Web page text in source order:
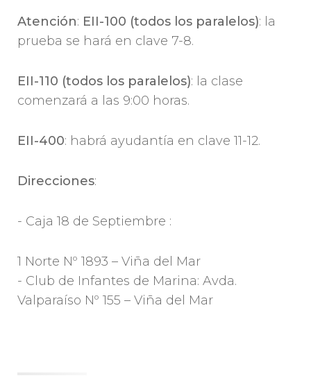
Atención: EII-100 (todos los paralelos): la
prueba se hará en clave 7-8.
EII-110 (todos los paralelos): la clase
comenzará a las 9:00 horas.
EII-400: habrá ayudantía en clave 11-12.
Direcciones:
- Caja 18 de Septiembre :
1 Norte Nº 1893 – Viña del Mar
- Club de Infantes de Marina: Avda.
Valparaíso Nº 155 – Viña del Mar